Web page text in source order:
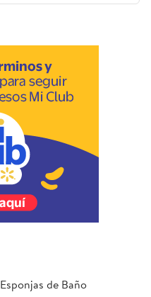
Esponjas de Baño